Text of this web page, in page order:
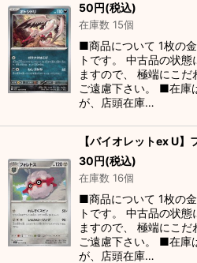
50円(税込)
在庫数 15個
■商品について 1枚の
トです。 中古品の状
ますので、 極端にこ
ご遠慮下さい。 ■在庫
が、店頭在庫…
【バイオレットex U
30円(税込)
在庫数 16個
■商品について 1枚の
トです。 中古品の状
ますので、 極端にこ
ご遠慮下さい。 ■在庫
が、店頭在庫…